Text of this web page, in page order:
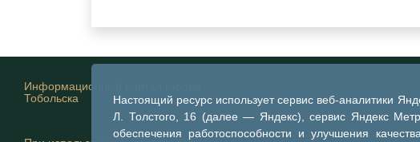
Настоящий ресурс использует сервис веб-аналитики
Л. Толстого, 16 (далее — Яндекс), сервис Яндекс
обеспечения работоспособности и улучшения
Информационный портал города
Тобольска